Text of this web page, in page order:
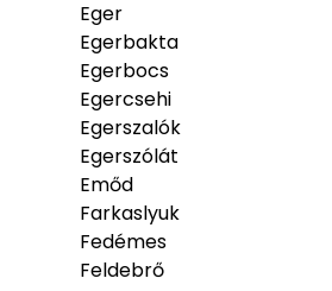
Eger
Egerbakta
Egerbocs
Egercsehi
Egerszalók
Egerszólát
Emőd
Farkaslyuk
Fedémes
Feldebrő